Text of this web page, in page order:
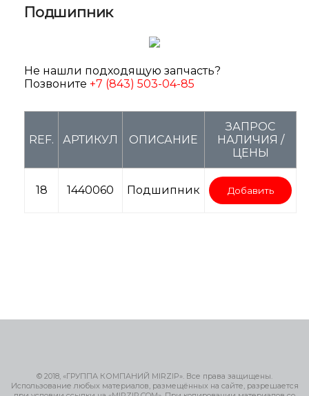
Подшипник
Не нашли подходящую запчасть?
Позвоните +7 (843) 503-04-85
REF. АРТИКУЛ ОПИСАНИЕ
ЗАПРОС
НАЛИЧИЯ /
ЦЕНЫ
18 1440060 Подшипник Добавить
© 2018, «ГРУППА КОМПАНИЙ MIRZIP». Все права защищены.
Использование любых материалов, размещённых на сайте, разрешается